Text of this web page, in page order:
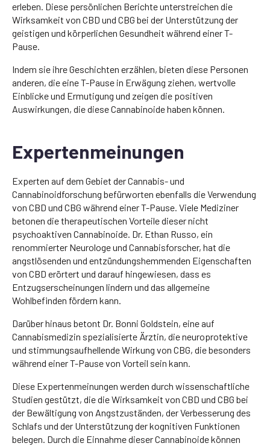
erleben. Diese persönlichen Berichte unterstreichen die
Wirksamkeit von CBD und CBG bei der Unterstützung der
geistigen und körperlichen Gesundheit während einer T-
Pause.
Indem sie ihre Geschichten erzählen, bieten diese Personen
anderen, die eine T-Pause in Erwägung ziehen, wertvolle
Einblicke und Ermutigung und zeigen die positiven
Auswirkungen, die diese Cannabinoide haben können.
Expertenmeinungen
Experten auf dem Gebiet der Cannabis- und
Cannabinoidforschung befürworten ebenfalls die Verwendung
von CBD und CBG während einer T-Pause. Viele Mediziner
betonen die therapeutischen Vorteile dieser nicht
psychoaktiven Cannabinoide. Dr. Ethan Russo, ein
renommierter Neurologe und Cannabisforscher, hat die
angstlösenden und entzündungshemmenden Eigenschaften
von CBD erörtert und darauf hingewiesen, dass es
Entzugserscheinungen lindern und das allgemeine
Wohlbefinden fördern kann.
Darüber hinaus betont Dr. Bonni Goldstein, eine auf
Cannabismedizin spezialisierte Ärztin, die neuroprotektive
und stimmungsaufhellende Wirkung von CBG, die besonders
während einer T-Pause von Vorteil sein kann.
Diese Expertenmeinungen werden durch wissenschaftliche
Studien gestützt, die die Wirksamkeit von CBD und CBG bei
der Bewältigung von Angstzuständen, der Verbesserung des
Schlafs und der Unterstützung der kognitiven Funktionen
belegen. Durch die Einnahme dieser Cannabinoide können